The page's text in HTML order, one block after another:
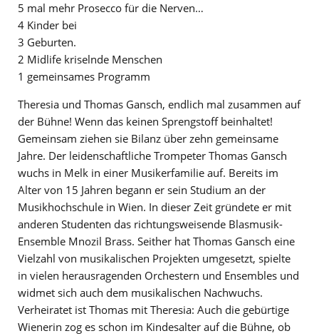
5 mal mehr Prosecco für die Nerven…
4 Kinder bei
3 Geburten.
2 Midlife kriselnde Menschen
1 gemeinsames Programm
Theresia und Thomas Gansch, endlich mal zusammen auf
der Bühne! Wenn das keinen Sprengstoff beinhaltet!
Gemeinsam ziehen sie Bilanz über zehn gemeinsame
Jahre. Der leidenschaftliche Trompeter Thomas Gansch
wuchs in Melk in einer Musikerfamilie auf. Bereits im
Alter von 15 Jahren begann er sein Studium an der
Musikhochschule in Wien. In dieser Zeit gründete er mit
anderen Studenten das richtungsweisende Blasmusik-
Ensemble Mnozil Brass. Seither hat Thomas Gansch eine
Vielzahl von musikalischen Projekten umgesetzt, spielte
in vielen herausragenden Orchestern und Ensembles und
widmet sich auch dem musikalischen Nachwuchs.
Verheiratet ist Thomas mit Theresia: Auch die gebürtige
Wienerin zog es schon im Kindesalter auf die Bühne, ob